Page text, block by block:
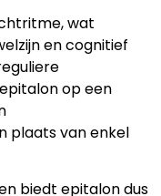
wat
en cognitief
op een
plaats van enkel
biedt epitalon dus